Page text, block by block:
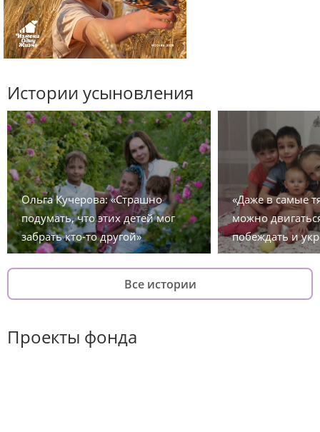
Истории усыновления
Ольга Кучерова: «Страшно
подумать, что этих детей мог
забрать кто-то другой»
«Даже в самые
можно
побеждать и
Все истории
Проекты фонда